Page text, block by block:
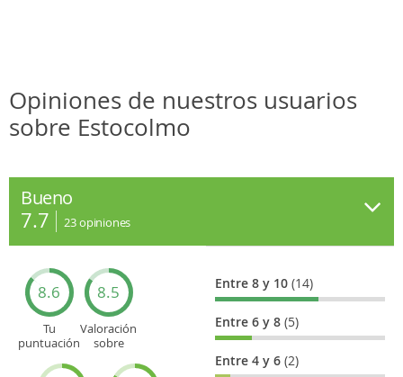
Opiniones de nuestros usuarios
sobre Estocolmo
Bueno
7.7 23opiniones
8.6
Tu
puntuación
8.5
Valoración
sobre
Entre 8 y 10(14)
Entre 6 y 8(5)
Entre 4 y 6(2)